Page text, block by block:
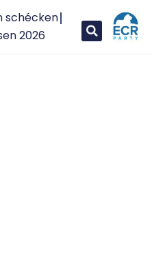
schécken
2026